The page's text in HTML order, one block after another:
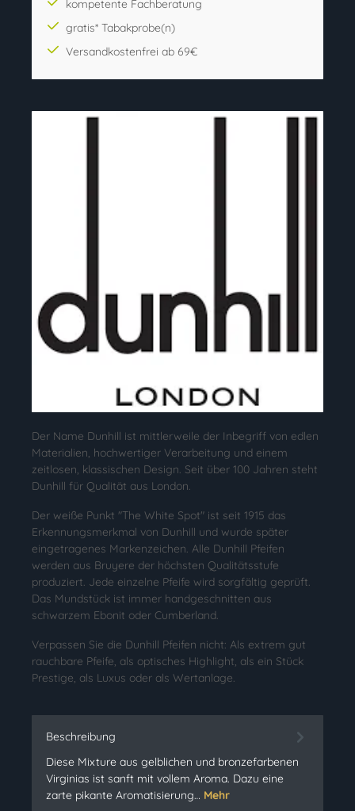
kompetente Fachberatung
gratis* Tabakprobe(n)
Versandkostenfrei ab 69€
Der Name Dunhill ist mittlerweile der Inbegriff von edlen
Materialien, hochwertiger Verarbeitung und einem
zeitlosen, klassischen Design. Seit über 100 Jahren steht
Dunhill für Qualität aus London.
Der weiße Punkt "The White Spot" ist seit 1915 das
Erkennungsmerkmal von Dunhill und wurde später
eingetragenes Markenzeichen. Alle Dunhill Pfeifen
werden aus Bruyere der höchsten Qualitätsstufe
produziert. Jede einzelne Pfeife wird sorgfältig geprüft.
Das Mundstück ist immer handgeschnitten aus
schwarzem Ebonit oder Cumberland.
Verpassen Sie die Dunhill Pfeifen nicht: Als extrem gut
rauchbare Pfeife, als optisches Highlight, als ein Stück
Prestige, als Luxus oder als Wertanlage.
Beschreibung
Diese Mixture aus gelblichen und bronzefarbenen
Virginias ist sanft mit vollem Aroma. Dazu eine
zarte pikante Aromatisierung… Mehr